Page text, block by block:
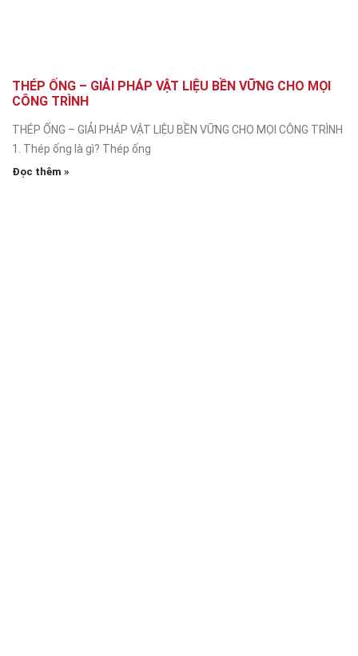
THÉP ỐNG – GIẢI PHÁP VẬT LIỆU BỀN VỮNG CHO MỌI
CÔNG TRÌNH
THÉP ỐNG – GIẢI PHÁP VẬT LIỆU BỀN VỮNG CHO MỌI CÔNG TRÌNH
1. Thép ống là gì? Thép ống
Đọc thêm »